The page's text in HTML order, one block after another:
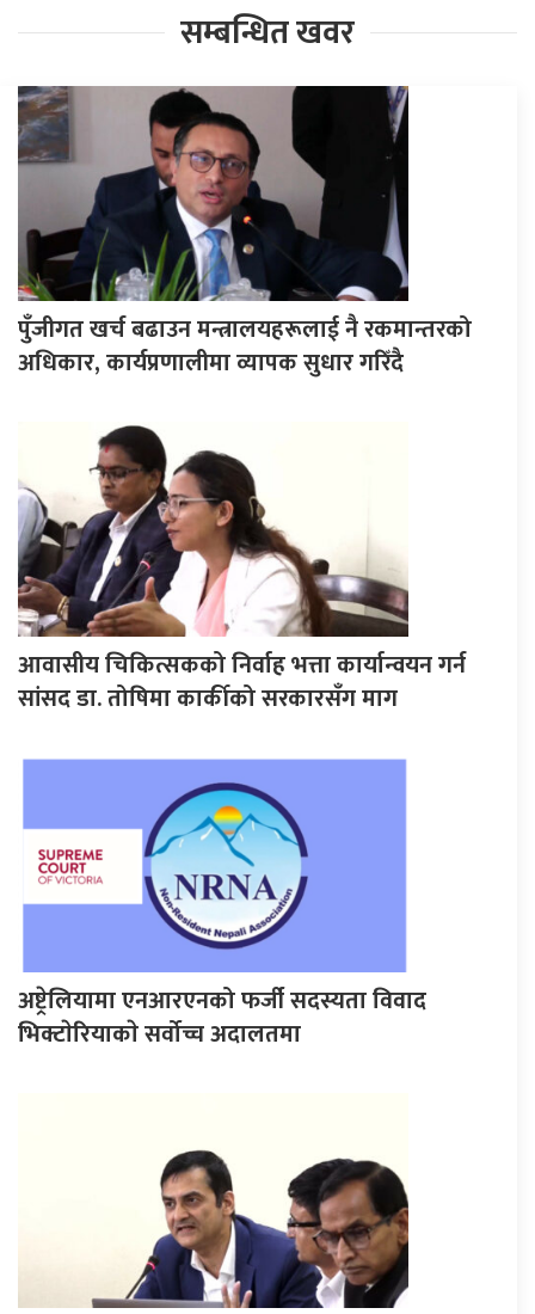
सम्बन्धित खवर
पुँजीगत खर्च बढाउन मन्त्रालयहरूलाई नै रकमान्तरको
अधिकार, कार्यप्रणालीमा व्यापक सुधार गरिँदै
आवासीय चिकित्सकको निर्वाह भत्ता कार्यान्वयन गर्न
सांसद डा. तोषिमा कार्कीको सरकारसँग माग
अष्ट्रेलियामा एनआरएनको फर्जी सदस्यता विवाद
भिक्टाेरियाकाे सर्वोच्च अदालतमा